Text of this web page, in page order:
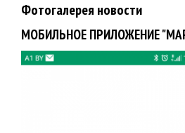
Фотогалерея новости
МОБИЛЬНОЕ ПРИЛОЖЕНИЕ